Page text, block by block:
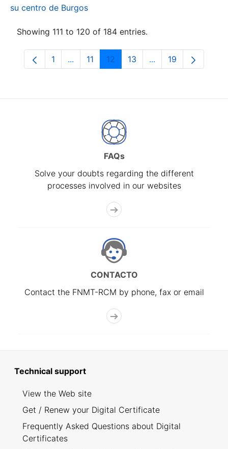
su centro de Burgos
Showing 111 to 120 of 184 entries.
Page
1 ...Intermediate Pages Use TAB to navigate.
Page
11 Page
12 Page
13 ...Intermediate
Page
19
FAQs
Solve your doubts regarding the different
processes involved in our websites
CONTACTO
Contact the FNMT-RCM by phone, fax or email
Technical support
View the Web site
Get / Renew your Digital Certificate
Frequently Asked Questions about Digital
Certificates